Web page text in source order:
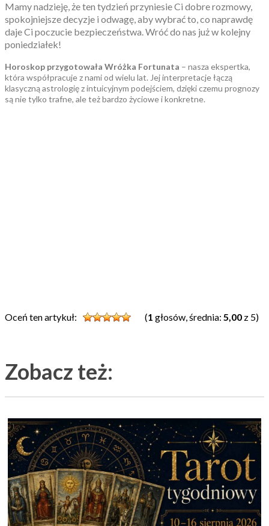
Mamy nadzieję, że ten tydzień przyniesie Ci dobre rozmowy,
spokojniejsze decyzje i odwagę, aby wybrać to, co naprawdę
daje Ci poczucie bezpieczeństwa. Wróć do nas już w kolejny
poniedziałek!
Horoskop przygotowała Wróżka Fortunata – nasza ekspertka,
która współpracuje z nami od wielu lat. Jej interpretacje łączą
klasyczną astrologię z intuicyjnym podejściem, dzięki czemu prognozy
są nie tylko trafne, ale też bardzo życiowe i konkretne.
Oceń ten artykuł: (1 głosów, średnia: 5,00 z 5)
Zobacz też: